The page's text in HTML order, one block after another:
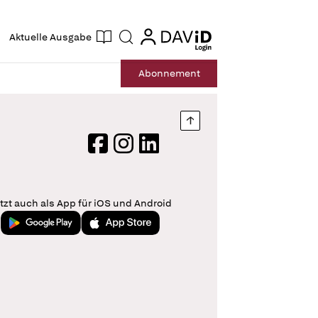
Aktuelle Ausgabe Suche login
login
Abonnement
Nach oben springen
FacebookInstagram
LinkedIn
auch als App für iOS und Android
Jetzt bei Google PlayLaden im App Store